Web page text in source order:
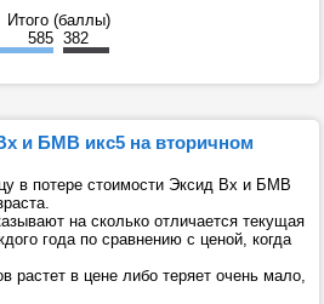
Итого (баллы)
585 382
и БМВ икс5 на вторичном
в потере стоимости Эксид Вх и БМВ
на сколько отличается текущая
года по сравнению с ценой, когда
растет в цене либо теряет очень мало,